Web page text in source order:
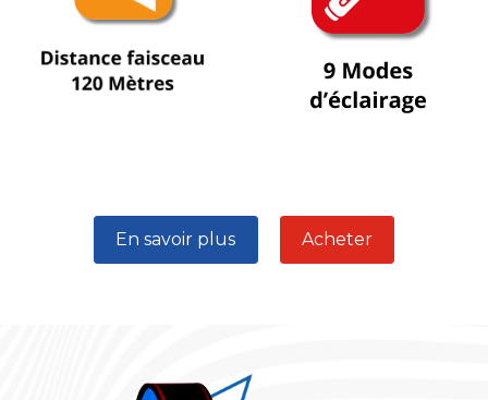
En savoir plus Acheter